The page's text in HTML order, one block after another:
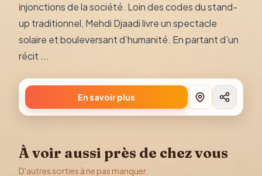
injonctions de la société. Loin des codes du stand-
up traditionnel, Mehdi Djaadi livre un spectacle
solaire et bouleversant d’humanité. En partant d’un
récit ...
En savoir plus
À voir aussi près de chez vous
D'autres sorties à ne pas manquer.